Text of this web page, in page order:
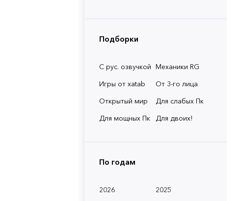
Подборки
С рус. озвучкой Механики RG
Игры от xatab
От 3-го лица
Открытый мир
Для слабых Пк
Для мощных Пк
Для двоих!
По годам
2026
2025